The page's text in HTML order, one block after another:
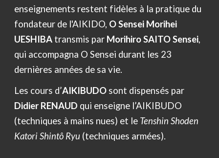
enseignements restent fidèles à la pratique du
fondateur de l'AIKIDO, O Sensei Morihei
UESHIBA transmis par Morihiro SAITO Sensei,
qui accompagna O Sensei durant les 23
dernières années de sa vie.
Les cours d’AIKIBUDO sont dispensés par
Didier RENAUD qui enseigne l’AIKIBUDO
(techniques à mains nues) et le Tenshin Shoden
Katori Shintô Ryu (techniques armées).